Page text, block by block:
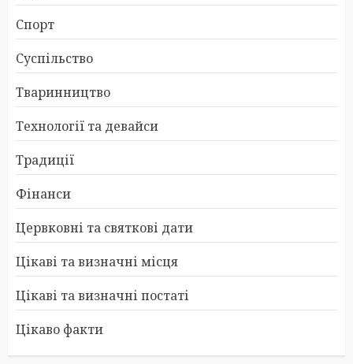
Спорт
Суспільство
Тваринництво
Технології та девайси
Традиції
Фінанси
Цервковні та святкові дати
Цікаві та визначні місця
Цікаві та визначні постаті
Цікаво факти